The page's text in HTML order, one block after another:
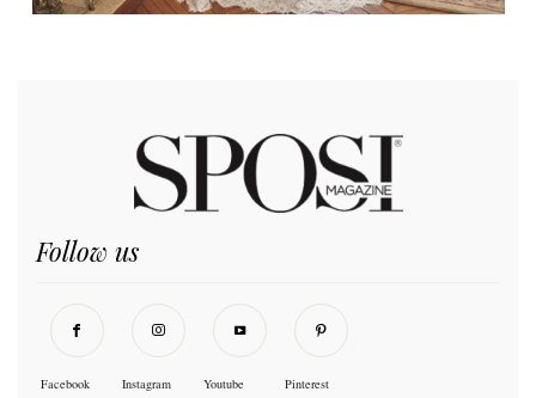
Follow us
Facebook Instagram Youtube Pinterest